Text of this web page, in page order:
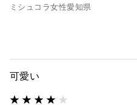
ミシュコラ女性愛知県
可愛い